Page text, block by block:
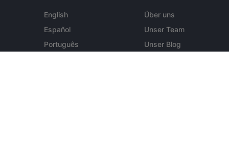
English
Español
Português
Über uns
Unser Team
Unser Blog